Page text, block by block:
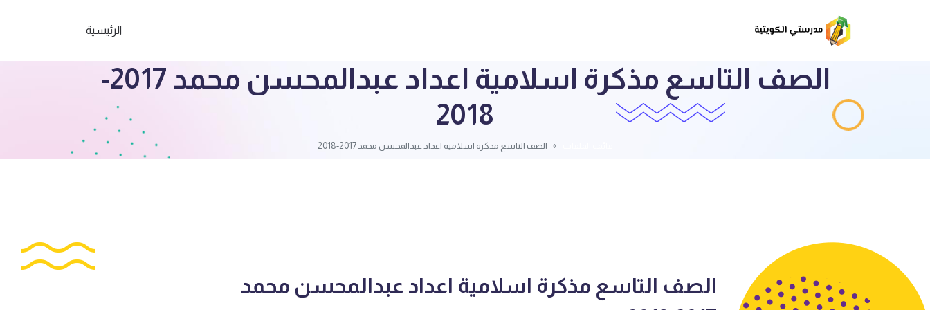
الرئيسية
الصف التاسع مذكرة اسلامية اعداد عبدالمحسن محمد 2017-
2018
الصف التاسع مذكرة اسلامية اعداد عبدالمحسن محمد 2017-2018
الصف التاسع مذكرة اسلامية اعداد عبدالمحسن محمد